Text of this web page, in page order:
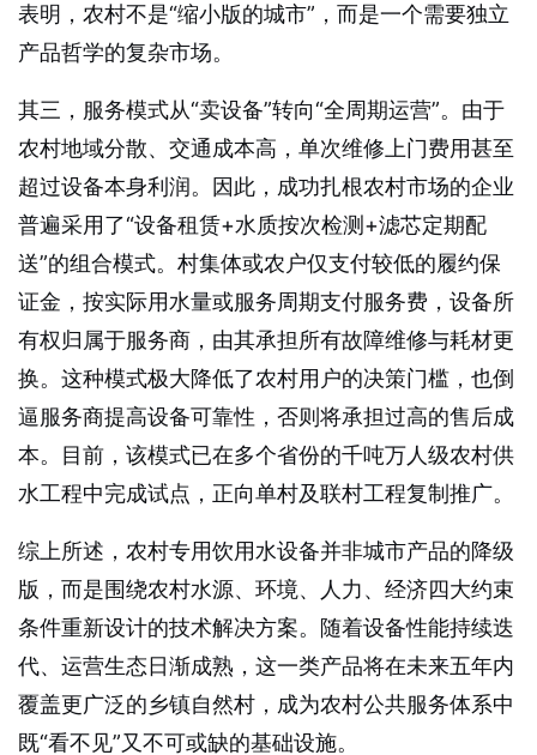
表明，农村不是“缩小版的城市”，而是一个需要独立
产品哲学的复杂市场。
其三，服务模式从“卖设备”转向“全周期运营”。由于
农村地域分散、交通成本高，单次维修上门费用甚至
超过设备本身利润。因此，成功扎根农村市场的企业
普遍采用了“设备租赁+水质按次检测+滤芯定期配
送”的组合模式。村集体或农户仅支付较低的履约保
证金，按实际用水量或服务周期支付服务费，设备所
有权归属于服务商，由其承担所有故障维修与耗材更
换。这种模式极大降低了农村用户的决策门槛，也倒
逼服务商提高设备可靠性，否则将承担过高的售后成
本。目前，该模式已在多个省份的千吨万人级农村供
水工程中完成试点，正向单村及联村工程复制推广。
综上所述，农村专用饮用水设备并非城市产品的降级
版，而是围绕农村水源、环境、人力、经济四大约束
条件重新设计的技术解决方案。随着设备性能持续迭
代、运营生态日渐成熟，这一类产品将在未来五年内
覆盖更广泛的乡镇自然村，成为农村公共服务体系中
既“看不见”又不可或缺的基础设施。